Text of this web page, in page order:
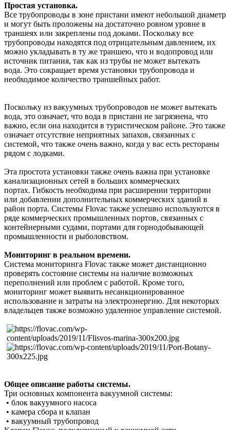
Простая установка.
Все трубопроводы в зоне пристани имеют небольшой диаметр
и могут быть проложены на достаточно ровном уровне в
траншеях или закреплены под доками. Поскольку все
трубопроводы находятся под отрицательным давлением, их
можно укладывать в ту же траншею, что и водопровод или
источник питания, так как из трубы не может вытекать
вода. Это сокращает время установки трубопровода и
необходимое количество траншейных работ.
Поскольку из вакуумных трубопроводов не может вытекать
вода, это означает, что вода в пристани не загрязнена, что
важно, если она находится в туристическом районе. Это также
означает отсутствие неприятных запахов, связанных с
системой, что также очень важно, когда у вас есть рестораны
рядом с лодками.
Эта простота установки также очень важна при установке
канализационных сетей в больших коммерческих
портах. Гибкость необходима при расширении территории
или добавлении дополнительных коммерческих зданий в
район порта. Системы Flovac также успешно используются в
ряде коммерческих промышленных портов, связанных c
контейнерными судами, портами для горнодобывающей
промышленности и рыболовством.
Мониторинг в реальном времени.
Система мониторинга Flovac также может дистанционно
проверять состояние системы на наличие возможных
переполнений или проблем с работой. Кроме того,
мониторинг может выявить несанкционированное
использование и затраты на электроэнергию. Для некоторых
владельцев также возможно удаленное управление системой.
Общее описание работы системы.
Три основных компонента вакуумной системы:
• блок вакуумного насоса
• камера сбора и клапан
• вакуумный трубопровод